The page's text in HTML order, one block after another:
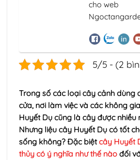
cho web
5/5 - (2
Trong số các loại cây cảnh dùng
cửa, nơi làm việc và các không
Huyết Dụ cũng là cây được nhiều
Nhưng liệu cây Huyết Dụ có tốt
sống không? Đặc biệtcây Huyết
thủy có ý nghĩa như thế nào đối